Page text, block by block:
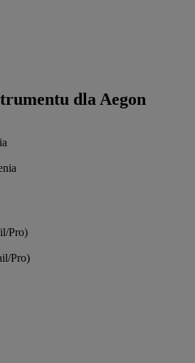
dla Aegon
Pro)
Pro)